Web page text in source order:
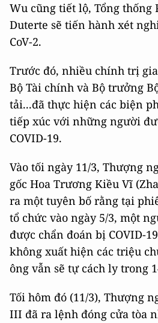
Wu cũng tiết lộ, Tổng thống
Duterte sẽ tiến hành xét
CoV-2.
Trước đó, nhiều chính trị
Bộ Tài chính và Bộ trưởng
tải...đã thực hiện các biện
tiếp xúc với những người
COVID-19.
Vào tối ngày 11/3, Thượng
gốc Hoa Trương Kiều Vĩ
ra một tuyên bố rằng tại
tổ chức vào ngày 5/3, một
được chẩn đoán bị COVID-
không xuất hiện các triệu
ông vẫn sẽ tự cách ly trong
Tối hôm đó (11/3), Thượng
III đã ra lệnh đóng cửa tòa